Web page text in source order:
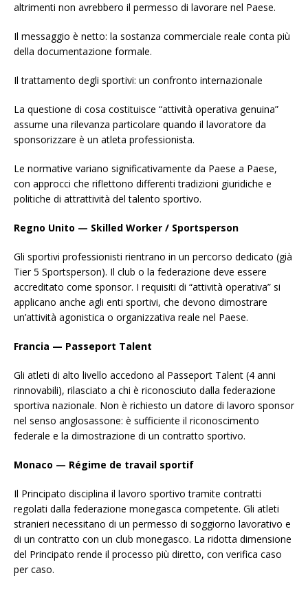
altrimenti non avrebbero il permesso di lavorare nel Paese.
Il messaggio è netto: la sostanza commerciale reale conta più
della documentazione formale.
Il trattamento degli sportivi: un confronto internazionale
La questione di cosa costituisce “attività operativa genuina”
assume una rilevanza particolare quando il lavoratore da
sponsorizzare è un atleta professionista.
Le normative variano significativamente da Paese a Paese,
con approcci che riflettono differenti tradizioni giuridiche e
politiche di attrattività del talento sportivo.
Regno Unito — Skilled Worker / Sportsperson
Gli sportivi professionisti rientrano in un percorso dedicato (già
Tier 5 Sportsperson). Il club o la federazione deve essere
accreditato come sponsor. I requisiti di “attività operativa” si
applicano anche agli enti sportivi, che devono dimostrare
un’attività agonistica o organizzativa reale nel Paese.
Francia — Passeport Talent
Gli atleti di alto livello accedono al Passeport Talent (4 anni
rinnovabili), rilasciato a chi è riconosciuto dalla federazione
sportiva nazionale. Non è richiesto un datore di lavoro sponsor
nel senso anglosassone: è sufficiente il riconoscimento
federale e la dimostrazione di un contratto sportivo.
Monaco — Régime de travail sportif
Il Principato disciplina il lavoro sportivo tramite contratti
regolati dalla federazione monegasca competente. Gli atleti
stranieri necessitano di un permesso di soggiorno lavorativo e
di un contratto con un club monegasco. La ridotta dimensione
del Principato rende il processo più diretto, con verifica caso
per caso.